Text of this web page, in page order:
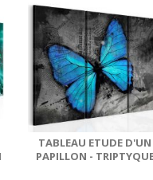
TABLEAU ETUDE D'UN
PAPILLON -